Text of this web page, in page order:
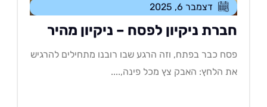
דצמבר 6, 2025
ניקיון לפסח – ניקיון מהיר
כבר בפתח, וזה הרגע שבו רובנו מתחילים להרגיש
הלחץ: האבק צץ מכל פינה,....